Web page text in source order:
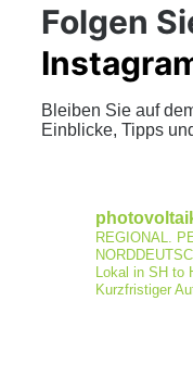
Folgen
Bleiben Sie auf
Einblicke, Tipps
REGIONAL.
Lokal in SH to
Kurzfristiger